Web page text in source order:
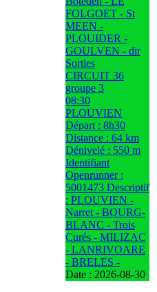
FOLGOET - St
MEEN -
PLOUIDER -
GOULVEN - dir
Sorties
CIRCUIT 36
groupe 3
08:30
PLOUVIEN
Départ : 8h30
Distance : 64 km
Dénivelé : 550 m
Identifiant
Openrunner :
5001473 Descriptif
: PLOUVIEN -
Narret - BOURG-
BLANC - Trois
Curés - MILIZAC
- LANRIVOARE
- BRELES -
Date : 2026-08-30